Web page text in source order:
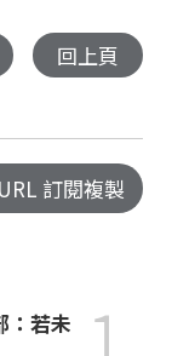
回上頁
訂閱複製
：若未